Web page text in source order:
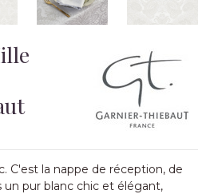
C'est la nappe de réception, de
pur blanc chic et élégant,